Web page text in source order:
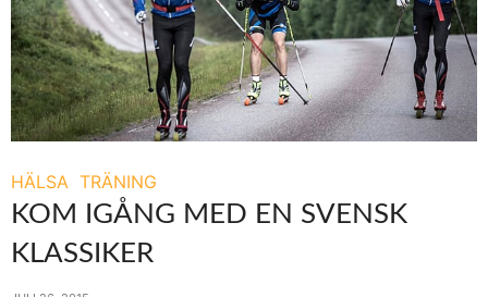
HÄLSA TRÄNING
KOM IGÅNG MED EN SVENSK
KLASSIKER